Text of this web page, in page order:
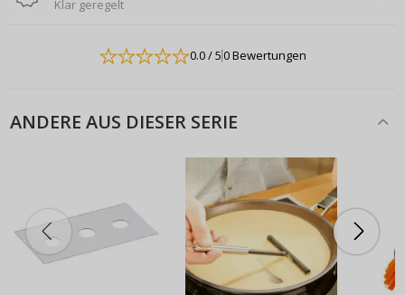
Klar geregelt
0.0/ 50 Bewertungen
ANDERE AUS DIESER SERIE